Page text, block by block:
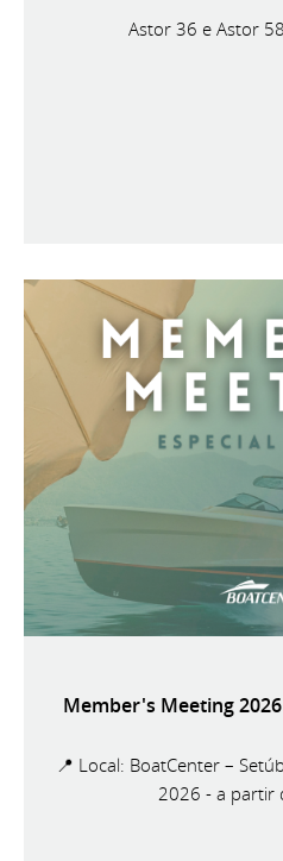
Astor 36 e Astor
Member's Meeting
📍 Local: BoatCenter –
2026 - a partir